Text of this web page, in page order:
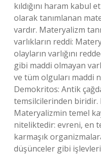
kıldığını haram kabul
olarak tanımlanan
vardır. Materyalizm
varlıkların reddi:
olayların varlığını
gibi maddi olmayan
ve tüm olguları maddi
Demokritos: Antik
temsilcilerinden
Materyalizmin temel
niteliktedir: evreni, en
karmaşık
düşünceler gibi